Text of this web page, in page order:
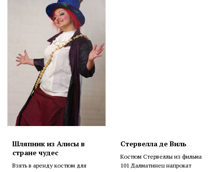
Шляпник из Алисы в
стране чудес
Взять в аренду костюм для
Стервелла де Виль
Костюм Стервеллы из фильма
101 Далматинец напрокат